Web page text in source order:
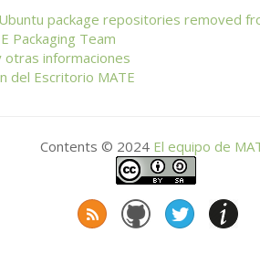
package repositories removed
Packaging Team
otras informaciones
del Escritorio MATE
Contents © 2024 El equipo de